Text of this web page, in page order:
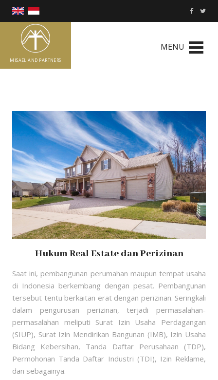
MISAEL AND PARTNERS
MENU
Hukum Real Estate dan Perizinan
Saat ini, pembangunan perumahan maupun tempat usaha
di Indonesia berkembang dengan pesat. Pembangunan
tersebut tentu berkaitan erat dengan perizinan. Seringkali
dalam pengurusan perizinan, terjadi permasalahan-
permasalahan meliputi Surat Izin Usaha Perdagangan
(SIUP), Surat Izin Mendirikan Bangunan (IMB), Izin Usaha
Bidang Kebersihan, Tanda Daftar Perusahaan (TDP),
Permohonan Tanda Daftar Industri (TDI), Izin Reklame,
dan sebagainya.